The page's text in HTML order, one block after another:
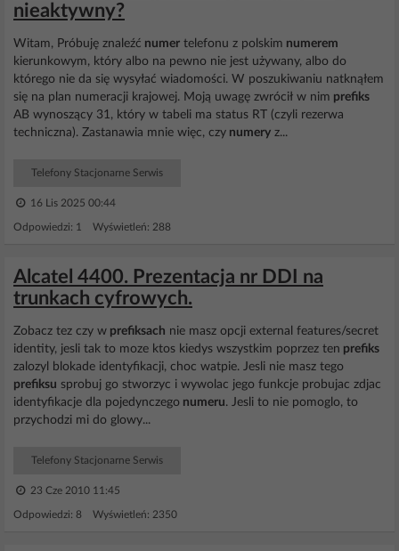
nieaktywny?
Witam, Próbuję znaleźć numer telefonu z polskim numerem
kierunkowym, który albo na pewno nie jest używany, albo do
którego nie da się wysyłać wiadomości. W poszukiwaniu natknąłem
się na plan numeracji krajowej. Moją uwagę zwrócił w nim prefiks
AB wynoszący 31, który w tabeli ma status RT (czyli rezerwa
techniczna). Zastanawia mnie więc, czy numery z...
Telefony Stacjonarne Serwis
16 Lis 2025 00:44
Odpowiedzi: 1 Wyświetleń: 288
Alcatel 4400. Prezentacja nr DDI na
trunkach cyfrowych.
Zobacz tez czy w prefiksach nie masz opcji external features/secret
identity, jesli tak to moze ktos kiedys wszystkim poprzez ten prefiks
zalozyl blokade identyfikacji, choc watpie. Jesli nie masz tego
prefiksu sprobuj go stworzyc i wywolac jego funkcje probujac zdjac
identyfikacje dla pojedynczego numeru. Jesli to nie pomoglo, to
przychodzi mi do glowy...
Telefony Stacjonarne Serwis
23 Cze 2010 11:45
Odpowiedzi: 8 Wyświetleń: 2350